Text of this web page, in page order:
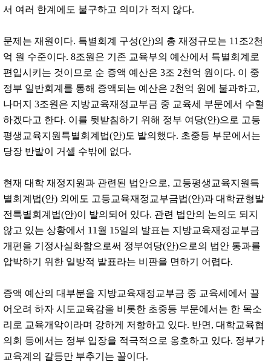
서 여러 한계에도 불구하고 의미가 적지 않다.
문제는 재원이다. 특별회계 구성(안)의 총 재정규모는 11조2천
억 원 수준이다. 8조원은 기존 교육부의 예산에서 특별회계로
편입시키는 것이므로 순 증액 예산은 3조 2천억 원이다. 이 중
정부 일반회계를 통해 증액되는 예산은 2천억 원에 불과하고,
나머지 ​3조원은 지방교육재정교부금 중 교육세 부문에서 수혈
하겠다고 한다. 이를 뒷받침하기 위해 정부 여당(안)으로 고등
평생교육지원특별회계법(안)도 발의했다. 초중등 부문에서는
당장 반발이 거셀 수밖에 없다.
현재 대학 재정지원과 관련된 법안으로, 고등평생교육지원특
별회계법(안) 외에도 고등교육재정교부금법(안)과 대학균형발
전특별회계법(안)이 발의되어 있다. 관련 법안의 논의도 되지
않고 있는 상황에서 11월 15일의 발표는 지방교육재정교부금
개편을 기정사실화함으로써 정부여당(안)으로의 법안 통과를
압박하기 위한 ​일방적 발표라는 비판을 면하기 어렵다.
증액 예산의 대부분을 지방교육재정교부금 중 교육세에서 끌
어오려 하자 시도교육감을 비롯한 초중등 부문에서는 한 목소
리로 교육개악이라며 강하게 저항하고 있다. 반면, 대학교육협
의회 등에서는 정부 입장을 적극적으로 옹호하고 있다. 정부가
교육계의 갈등만 부추기는 꼴이다.